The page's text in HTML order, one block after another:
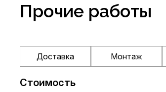
Прочие работы
Доставка Монтаж
Стоимость